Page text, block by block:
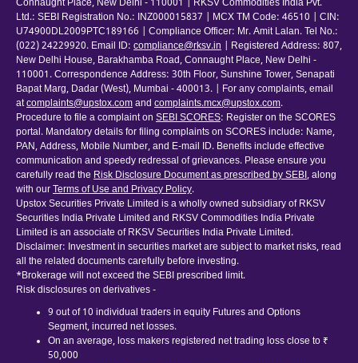
Connaught Place, New Delhi - 110001 | RKSV Commodities India Pvt.
Ltd.: SEBI Registration No.: INZ000015837 | MCX TM Code: 46510 | CIN:
U74900DL2009PTC189166 | Compliance Officer: Mr. Amit Lalan. Tel No.:
(022) 24229920. Email ID: compliance@rksv.in
| Registered Address: 807,
New Delhi House, Barakhamba Road, Connaught Place, New Delhi -
110001. Correspondence Address: 30th Floor, Sunshine Tower, Senapati
Bapat Marg, Dadar (West), Mumbai - 400013. | For any complaints, email
atcomplaints@upstox.comand complaints.mcx@upstox.com.
Procedure to file a complaint on SEBI SCORES: Register on the SCORES
portal. Mandatory details for filing complaints on SCORES include: Name,
PAN, Address, Mobile Number, and E-mail ID. Benefits include effective
communication and speedy redressal of grievances. Please ensure you
carefully read the Risk Disclosure Document as prescribed by SEBI, along
with ourTerms of Use and Privacy Policy.
Upstox Securities Private Limited is a wholly owned subsidiary of RKSV
Securities India Private Limited and RKSV Commodities India Private
Limited is an associate of RKSV Securities India Private Limited.
Disclaimer: Investment in securities market are subject to market risks, read
all the related documents carefully before investing.
*Brokerage will not exceed the SEBI prescribed limit.
Risk disclosures on derivatives -
9 out of 10 individual traders in equity Futures and Options
Segment, incurred net losses.
On an average, loss makers registered net trading loss close to ₹
50,000